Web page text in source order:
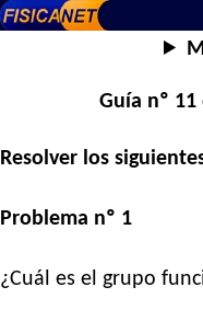
Guía nº 11
Resolver los
Problema nº 1
¿Cuál es el grupo